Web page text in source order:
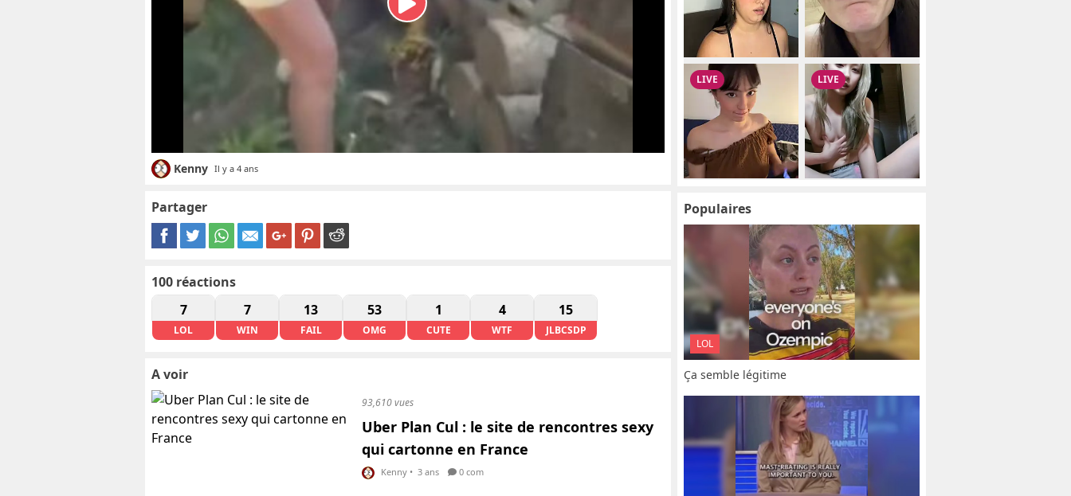
Kenny Il y a 4 ans
Partager
100 réactions
7
LOL
7
WIN
13
FAIL
53
OMG
1
CUTE
4
WTF
15
JLBCSDP
A voir
93,610 vues
Uber Plan Cul : le site de rencontres sexy
qui cartonne en France
Kenny • 3 ans 0 com
Populaires
LOL
Ça semble légitime